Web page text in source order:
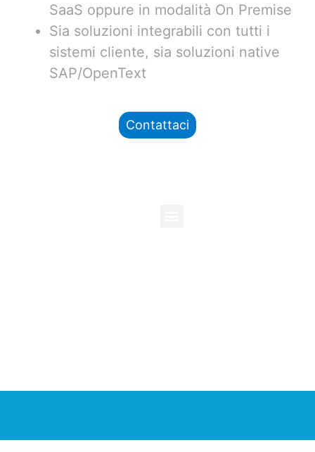
SaaS oppure in modalità On Premise
Sia soluzioni integrabili con tutti i
sistemi cliente, sia soluzioni native
SAP/OpenText
Contattaci